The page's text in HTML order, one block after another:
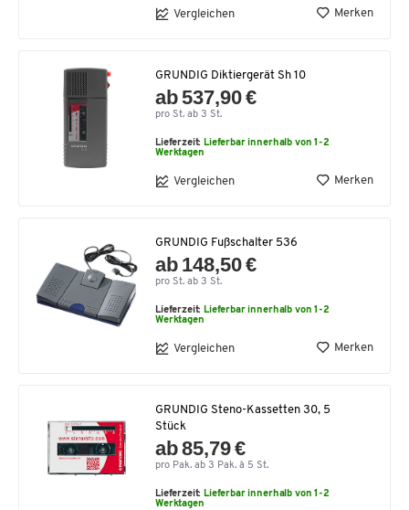
Vergleichen Merken
GRUNDIG Diktiergerät Sh 10
ab 537,90 €
pro St. ab 3 St.
Lieferzeit: Lieferbar innerhalb von 1-2
Werktagen
Vergleichen Merken
GRUNDIG Fußschalter 536
ab 148,50 €
pro St. ab 3 St.
Lieferzeit: Lieferbar innerhalb von 1-2
Werktagen
Vergleichen Merken
GRUNDIG Steno-Kassetten 30, 5
Stück
ab 85,79 €
pro Pak. ab 3 Pak. à 5 St.
Lieferzeit: Lieferbar innerhalb von 1-2
Werktagen